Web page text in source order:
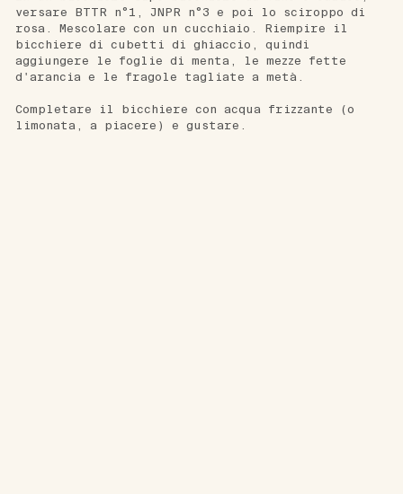
versare BTTR n°1 , JNPR n°3 e poi lo sciroppo di
rosa . Mescolare con un cucchiaio. Riempire il
bicchiere di cubetti di ghiaccio, quindi
aggiungere le foglie di menta, le mezze fette
d'arancia e le fragole tagliate a metà.
Completare il bicchiere con acqua frizzante (o
limonata, a piacere) e gustare.